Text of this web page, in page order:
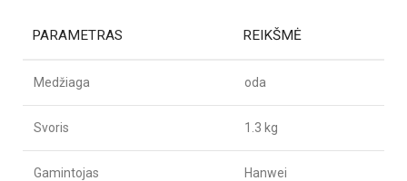
PARAMETRAS REIKŠMĖ
Medžiaga oda
Svoris 1.3 kg
Gamintojas Hanwei